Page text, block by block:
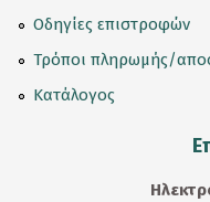
Οδηγίες επιστροφών
Τρόποι πληρωμής/
Κατάλογος